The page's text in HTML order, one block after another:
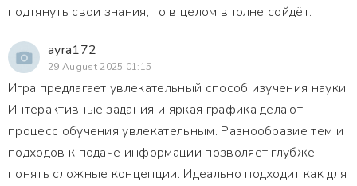
подтянуть свои знания, то в целом вполне сойдёт.
ayra172
29 August 2025 01:15
Игра предлагает увлекательный способ изучения науки.
Интерактивные задания и яркая графика делают
процесс обучения увлекательным. Разнообразие тем и
подходов к подаче информации позволяет глубже
понять сложные концепции. Идеально подходит как для